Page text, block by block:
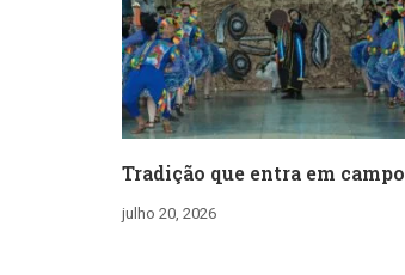
Tradição que entra em campo
julho 20, 2026